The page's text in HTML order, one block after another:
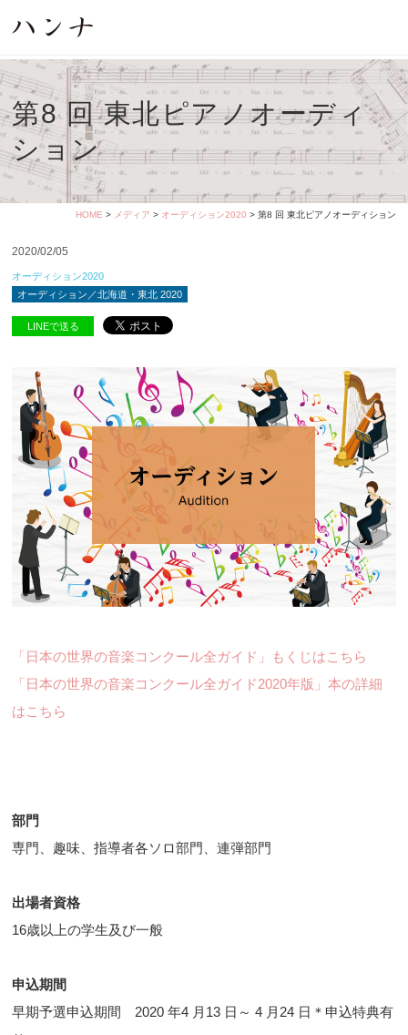
第8 回 東北ピアノオーディ
ション
HOME > メディア > オーディション2020 > 第8 回 東北ピアノオーディション
2020/02/05
オーディション2020
オーディション／北海道・東北 2020
LINEで送る
「日本の世界の音楽コンクール全ガイド」もくじはこちら
「日本の世界の音楽コンクール全ガイド2020年版」本の詳細
はこちら
部門
専門、趣味、指導者各ソロ部門、連弾部門
出場者資格
16歳以上の学生及び一般
申込期間
早期予選申込期間 2020 年4 月13 日～ 4 月24 日＊申込特典有